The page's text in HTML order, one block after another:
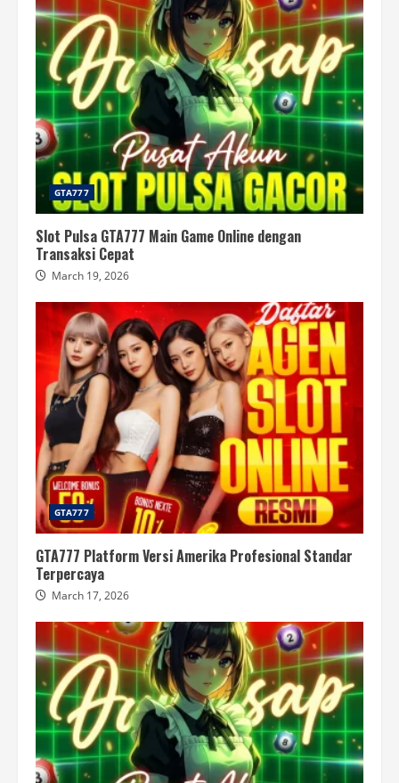
GTA777
Slot Pulsa GTA777 Main Game Online dengan
Transaksi Cepat
March 19, 2026
GTA777
GTA777 Platform Versi Amerika Profesional Standar
Terpercaya
March 17, 2026